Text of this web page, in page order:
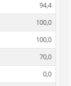
94,4
100,0
100,0
70,0
0,0